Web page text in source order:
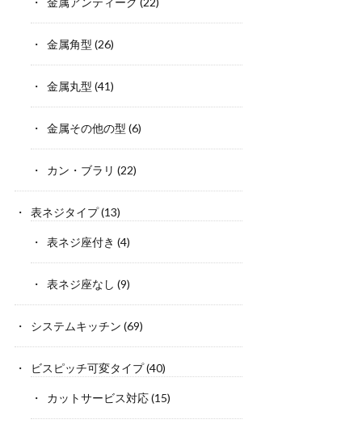
金属角型 (26)
金属丸型 (41)
金属その他の型 (6)
カン・ブラリ (22)
表ネジタイプ(13)
表ネジ座付き (4)
表ネジ座なし (9)
システムキッチン (69)
ビスピッチ可変タイプ(40)
カットサービス対応(15)